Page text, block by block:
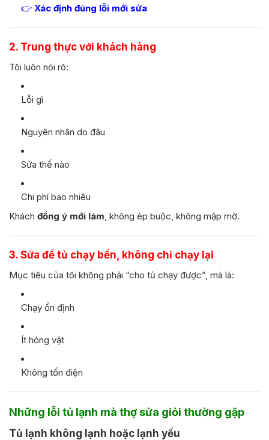
👉 Xác định đúng lỗi mới sửa
2. Trung thực với khách hàng
Tôi luôn nói rõ:
Lỗi gì
Nguyên nhân do đâu
Sửa thế nào
Chi phí bao nhiêu
Khách đồng ý mới làm , không ép buộc, không mập mờ.
3. Sửa để tủ chạy bền, không chỉ chạy lại
Mục tiêu của tôi không phải “cho tủ chạy được”, mà là:
Chạy ổn định
Ít hỏng vặt
Không tốn điện
Những lỗi tủ lạnh mà thợ sửa giỏi thường gặp
Tủ lạnh không lạnh hoặc lạnh yếu